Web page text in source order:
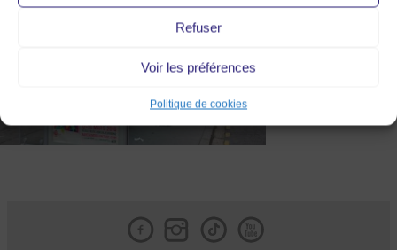
Refuser
Voir les préférences
Politique de cookies